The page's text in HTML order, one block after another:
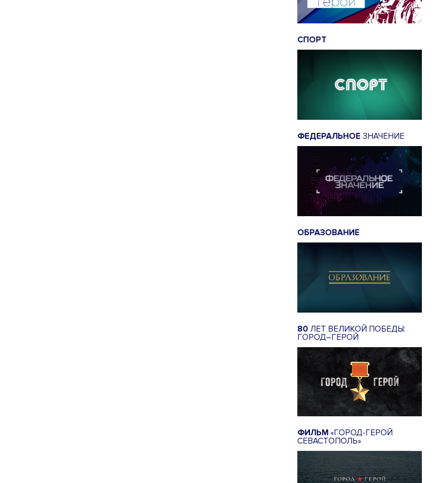
СПОРТ
ФЕДЕРАЛЬНОЕ ЗНАЧЕНИЕ
ОБРАЗОВАНИЕ
80 ЛЕТ ВЕЛИКОЙ ПОБЕДЫ:
ГОРОД–ГЕРОЙ
ФИЛЬМ«ГОРОД-ГЕРОЙ
СЕВАСТОПОЛЬ»